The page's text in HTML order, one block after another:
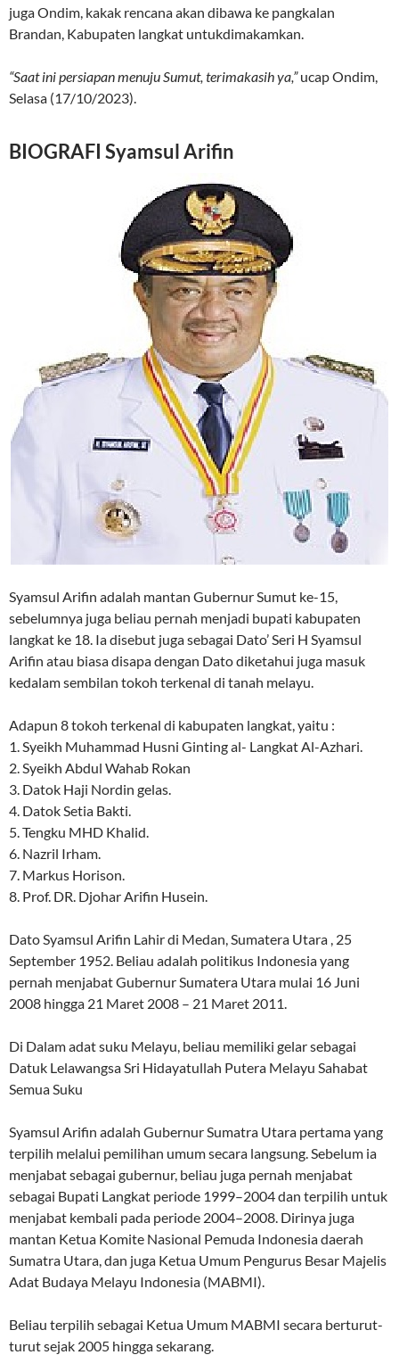
juga Ondim, kakak rencana akan dibawa ke pangkalan
Brandan, Kabupaten langkat untukdimakamkan.
“Saat ini persiapan menuju Sumut, terimakasih ya,”ucap Ondim,
Selasa (17/10/2023).
BIOGRAFI Syamsul Arifin
Syamsul Arifin adalah mantan Gubernur Sumut ke-15,
sebelumnya juga beliau pernah menjadi bupati kabupaten
langkat ke 18. Ia disebut juga sebagai Dato’ Seri H Syamsul
Arifin atau biasa disapa dengan Dato diketahui juga masuk
kedalam sembilan tokoh terkenal di tanah melayu.
Adapun 8 tokoh terkenal di kabupaten langkat, yaitu :
1. Syeikh Muhammad Husni Ginting al- Langkat Al-Azhari.
2. Syeikh Abdul Wahab Rokan
3. Datok Haji Nordin gelas.
4. Datok Setia Bakti.
5. Tengku MHD Khalid.
6. Nazril Irham.
7. Markus Horison.
8. Prof. DR. Djohar Arifin Husein.
Dato Syamsul Arifin Lahir di Medan, Sumatera Utara , 25
September 1952. Beliau adalah politikus Indonesia yang
pernah menjabat Gubernur Sumatera Utara mulai 16 Juni
2008 hingga 21 Maret 2008 – 21 Maret 2011.
Di Dalam adat suku Melayu, beliau memiliki gelar sebagai
Datuk Lelawangsa Sri Hidayatullah Putera Melayu Sahabat
Semua Suku
Syamsul Arifin adalah Gubernur Sumatra Utara pertama yang
terpilih melalui pemilihan umum secara langsung. Sebelum ia
menjabat sebagai gubernur, beliau juga pernah menjabat
sebagai Bupati Langkat periode 1999–2004 dan terpilih untuk
menjabat kembali pada periode 2004–2008. Dirinya juga
mantan Ketua Komite Nasional Pemuda Indonesia daerah
Sumatra Utara, dan juga Ketua Umum Pengurus Besar Majelis
Adat Budaya Melayu Indonesia (MABMI).
Beliau terpilih sebagai Ketua Umum MABMI secara berturut-
turut sejak 2005 hingga sekarang.